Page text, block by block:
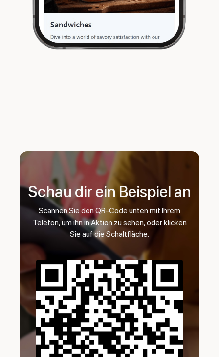
Schau dir ein Beispiel an
Scannen Sie den QR-Code unten mit Ihrem
Telefon, um ihn in Aktion zu sehen, oder klicken
Sie auf die Schaltfläche.